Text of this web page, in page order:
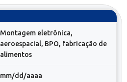
Montagem eletrônica,
aeroespacial, BPO, fabricação de
alimentos
mm/dd/aaaa